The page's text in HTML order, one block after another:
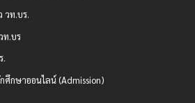
วท.บร.
ท.บร
.
ศึกษาออนไลน์ (Admission)